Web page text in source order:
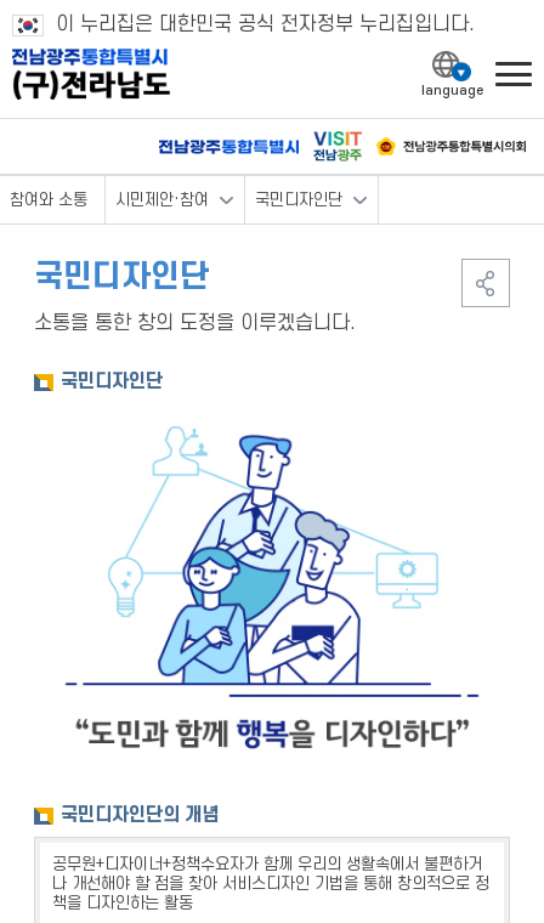
이 누리집은 대한민국 공식 전자정부 누리집입니다.
참여와 소통 시민제안·참여 국민디자인단
국민디자인단
소통을 통한 창의 도정을 이루겠습니다.
국민디자인단
국민디자인단의 개념
공무원+디자이너+정책수요자가 함께 우리의 생활속에서 불편하거
나 개선해야 할 점을 찾아 서비스디자인 기법을 통해 창의적으로 정
책을 디자인하는 활동